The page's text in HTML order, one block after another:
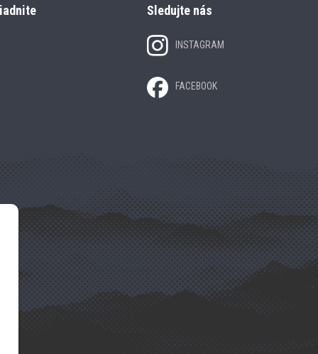
Sledujte nás
INSTAGRAM
FACEBOOK